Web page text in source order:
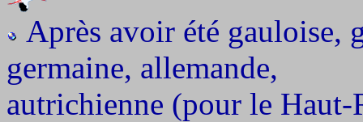
Après avoir été gauloise,
germaine, allemande,
autrichienne (pour le